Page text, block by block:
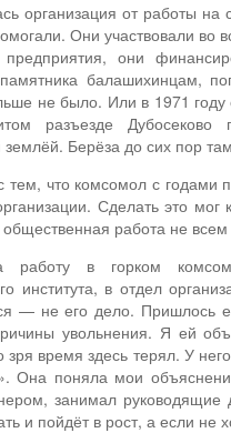
организация от работы на
Они участвовали во
они
памятника балашихинцам,
не было. Или в 1971
разъезде
Берёза до сих пор
тем, что комсомол с годами
Сделать это
общественная работа не
в горком
института, в отдел
— не его дело. Пришлось
увольнения. Я ей
зря время здесь терял. У
Она поняла мои
занимал руководящие
и пойдёт в рост, а если не